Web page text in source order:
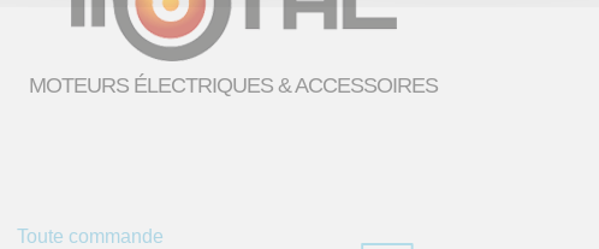
MOTEURS ÉLECTRIQUES & ACCESSOIRES
Toute commande